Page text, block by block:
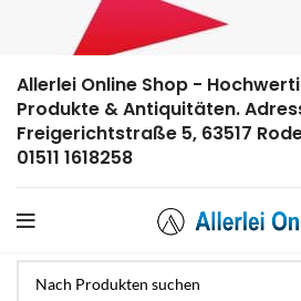
Allerlei Online Shop -
Produkte & Antiquitäten.
Freigerichtstraße 5, 63517
01511 1618258